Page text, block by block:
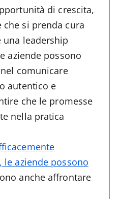
di crescita,
che si prenda cura
una leadership
aziende possono
comunicare
autentico e
che le promesse
nella pratica
le aziende possono
anche affrontare